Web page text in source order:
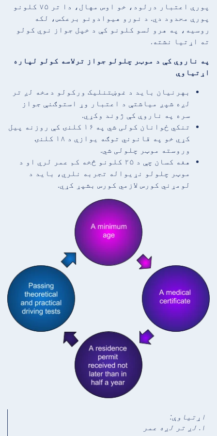
پورې اعتبار درلود، خو اوس مهال، دا تر ۷۵ کلونو
پورې محدود دي. د نورو هیوادونو برعکس، لکه
روسیه، په هرو لسو کلونو کې د خپل جواز نوي کولو
ته اړتیا نشته.
په ناروې کې د موټر چلولو جواز ترلاسه کولو لپاره
اړتیاوې
بهرنيان باید د غوښتنلیک ورکولو دمخه لږ تر
لږه شپږ میاشتې د اعتبار وړ استوګنې جواز
سره په ناروې کې ژوند وکړي.
تنکي ځوانان کولی شي په ۱۶ کلنۍ کې روزنه پیل
کړي خو په قانوني توګه یوازې د ۱۸ کلنۍ
وروسته موټر چلولی شي.
هغه کسان چې د ۲۵ کلونو څخه کم عمر لري او د
موټر چلولو نړیواله تجربه نلري، باید د
لومړني کورس لازمي کورس بشپړ کړي.
اړتیاوې:
۱. لږ تر لږه عمر